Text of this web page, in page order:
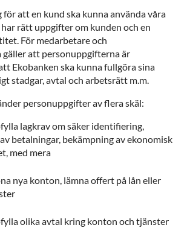
att en kund ska kunna använda våra
rätt uppgifter om kunden och en
För medarbetare och
att personuppgifterna är
Ekobanken ska kunna fullgöra sina
stadgar, avtal och arbetsrätt m.m.
personuppgifter av flera skäl:
lagkrav om säker identifiering,
betalningar, bekämpning av ekonomisk
med mera
nya konton, lämna offert på lån eller
olika avtal kring konton och tjänster